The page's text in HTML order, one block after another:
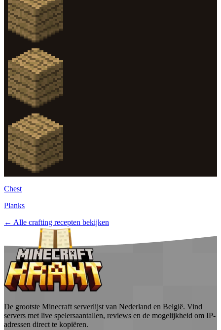
Chest
Planks
← Alle crafting recepten bekijken
De grootste Minecraft serverlijst van Nederland en België. Vind
servers met live spelersaantallen, reviews en de mogelijkheid om IP-
adressen direct te kopiëren.